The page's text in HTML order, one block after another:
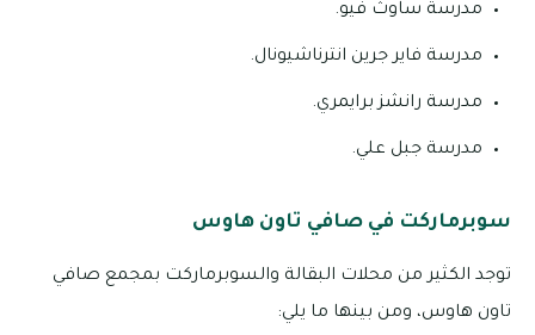
مدرسة ساوث فيو.
مدرسة فاير جرين انترناشيونال.
مدرسة رانشز برايمري.
مدرسة جبل علي.
سوبرماركت في صافي تاون هاوس
توجد الكثير من محلات البقالة والسوبرماركت بمجمع صافي
تاون هاوس، ومن بينها ما يلي: